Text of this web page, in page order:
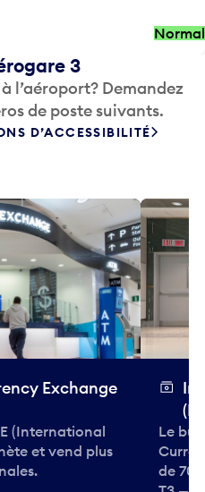
3
l’aéroport? Demandez
de poste suivants.
D’ACCESSIBILITÉ
(International
et vend plus
Le
de 70
T3 —